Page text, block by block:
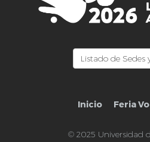
Listado de Sedes
Inicio Feria
© 2025 Universidad